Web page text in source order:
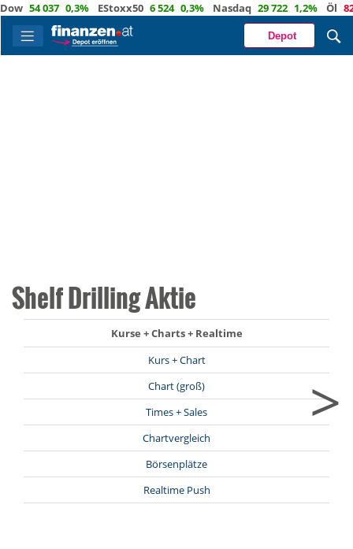
54 037 0,3% EStoxx50 6 524 0,3% Nasdaq 29 722 1,2% Öl 82,1
Depot
Shelf Drilling Aktie
Kurse + Charts + Realtime
Kurs + Chart
Chart (groß)
Times + Sales
Chartvergleich
Börsenplätze
Realtime Push
>